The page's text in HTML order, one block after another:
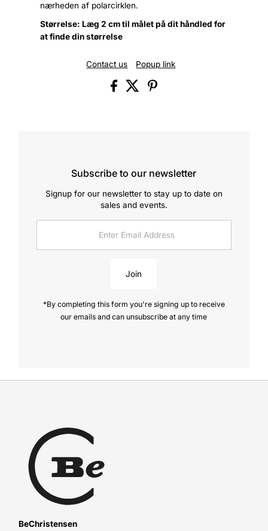
nærheden af polarcirklen.
Størrelse: Læg 2 cm til målet på dit håndled for
at finde din størrelse
Contact us Popup link
Subscribe to our newsletter
Signup for our newsletter to stay up to date on
sales and events.
Address
Join
*By completing this form you're signing up to receive
our emails and can unsubscribe at any time
BeChristensen